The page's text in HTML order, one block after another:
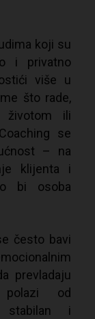
koji su
i privatno
više u
što rade,
životom ili
Coaching se
– na
klijenta i
bi osoba
često bavi
prevladaju
polazi od
i